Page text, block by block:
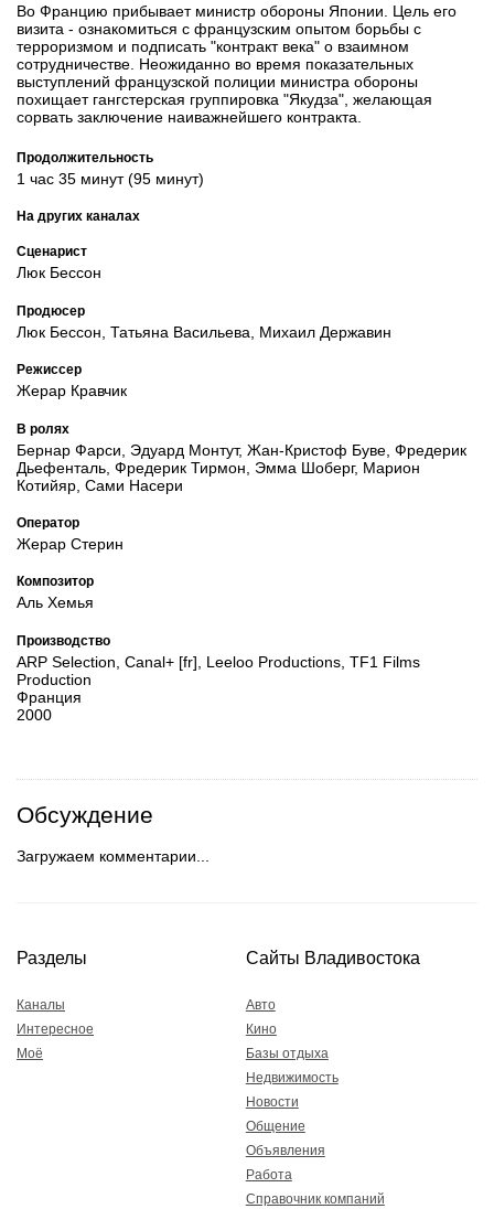
Во Францию прибывает министр обороны Японии. Цель его
визита - ознакомиться с французским опытом борьбы с
терроризмом и подписать "контракт века" о взаимном
сотрудничестве. Неожиданно во время показательных
выступлений французской полиции министра обороны
похищает гангстерская группировка "Якудза", желающая
сорвать заключение наиважнейшего контракта.
Продолжительность
1 час 35 минут (95 минут)
На других каналах
Сценарист
Люк Бессон
Продюсер
Люк Бессон, Татьяна Васильева, Михаил Державин
Режиссер
Жерар Кравчик
В ролях
Бернар Фарси, Эдуард Монтут, Жан-Кристоф Буве, Фредерик
Дьефенталь, Фредерик Тирмон, Эмма Шоберг, Марион
Котийяр, Сами Насери
Оператор
Жерар Стерин
Композитор
Аль Хемья
Производство
ARP Selection, Canal+ [fr], Leeloo Productions, TF1 Films
Production
Франция
2000
Обсуждение
Загружаем комментарии...
Разделы
Каналы
Интересное
Моё
Сайты Владивостока
Авто
Кино
Базы отдыха
Недвижимость
Новости
Общение
Объявления
Работа
Справочник компаний